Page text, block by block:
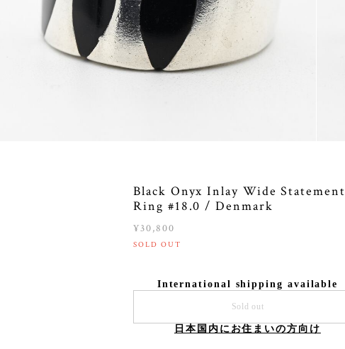
Black Onyx Inlay Wide Statement
Ring #18.0 / Denmark
¥30,800
SOLD OUT
International shipping available
Sold out
日本国内にお住まいの方向け